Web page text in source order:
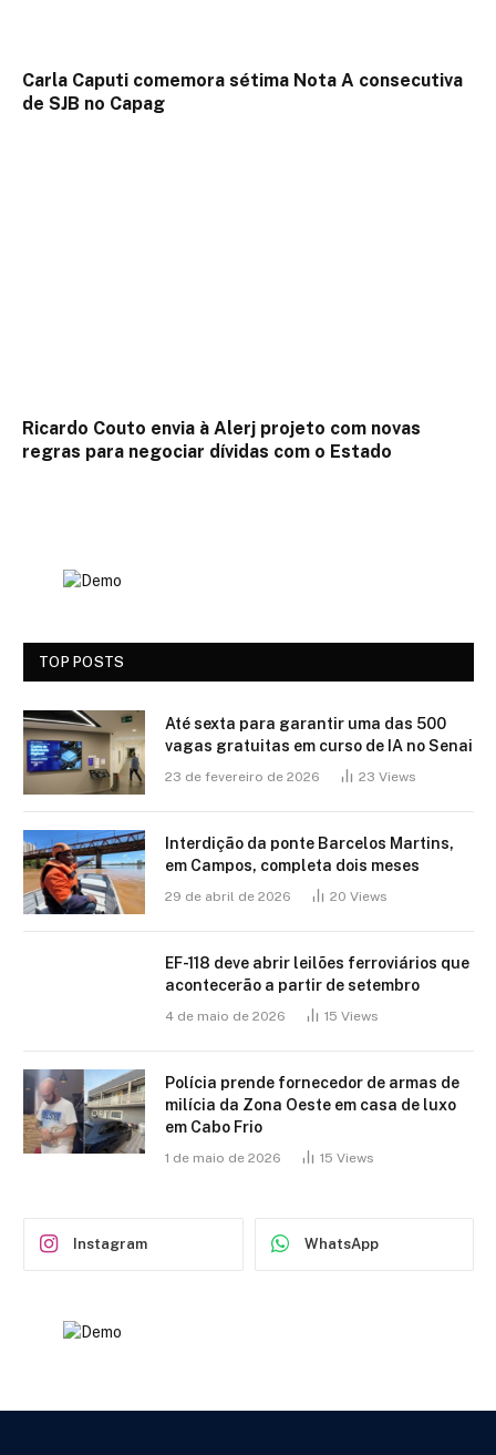
Carla Caputi comemora sétima Nota A consecutiva
de SJB no Capag
Ricardo Couto envia à Alerj projeto com novas
regras para negociar dívidas com o Estado
TOP POSTS
Até sexta para garantir uma das 500
vagas gratuitas em curso de IA no Senai
23 de fevereiro de 2026 23 Views
Interdição da ponte Barcelos Martins,
em Campos, completa dois meses
29 de abril de 2026 20 Views
EF-118 deve abrir leilões ferroviários que
acontecerão a partir de setembro
4 de maio de 2026 15 Views
Polícia prende fornecedor de armas de
milícia da Zona Oeste em casa de luxo
em Cabo Frio
1 de maio de 2026 15 Views
Instagram WhatsApp